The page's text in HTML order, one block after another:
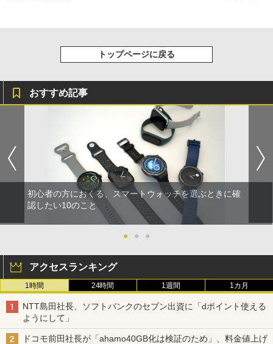
トップページに戻る
おすすめ記事
初心者の方におくる、スマートウォッチを選ぶときに確
認したい10のこと
● ● ●
アクセスランキング
1時間 24時間 1週間 1カ月
NTT島田社長、ソフトバンクのセブン出資に「dポイント使える
ようにして」
ドコモ前田社長が「ahamo40GB化は検証のため」、料金値上げ